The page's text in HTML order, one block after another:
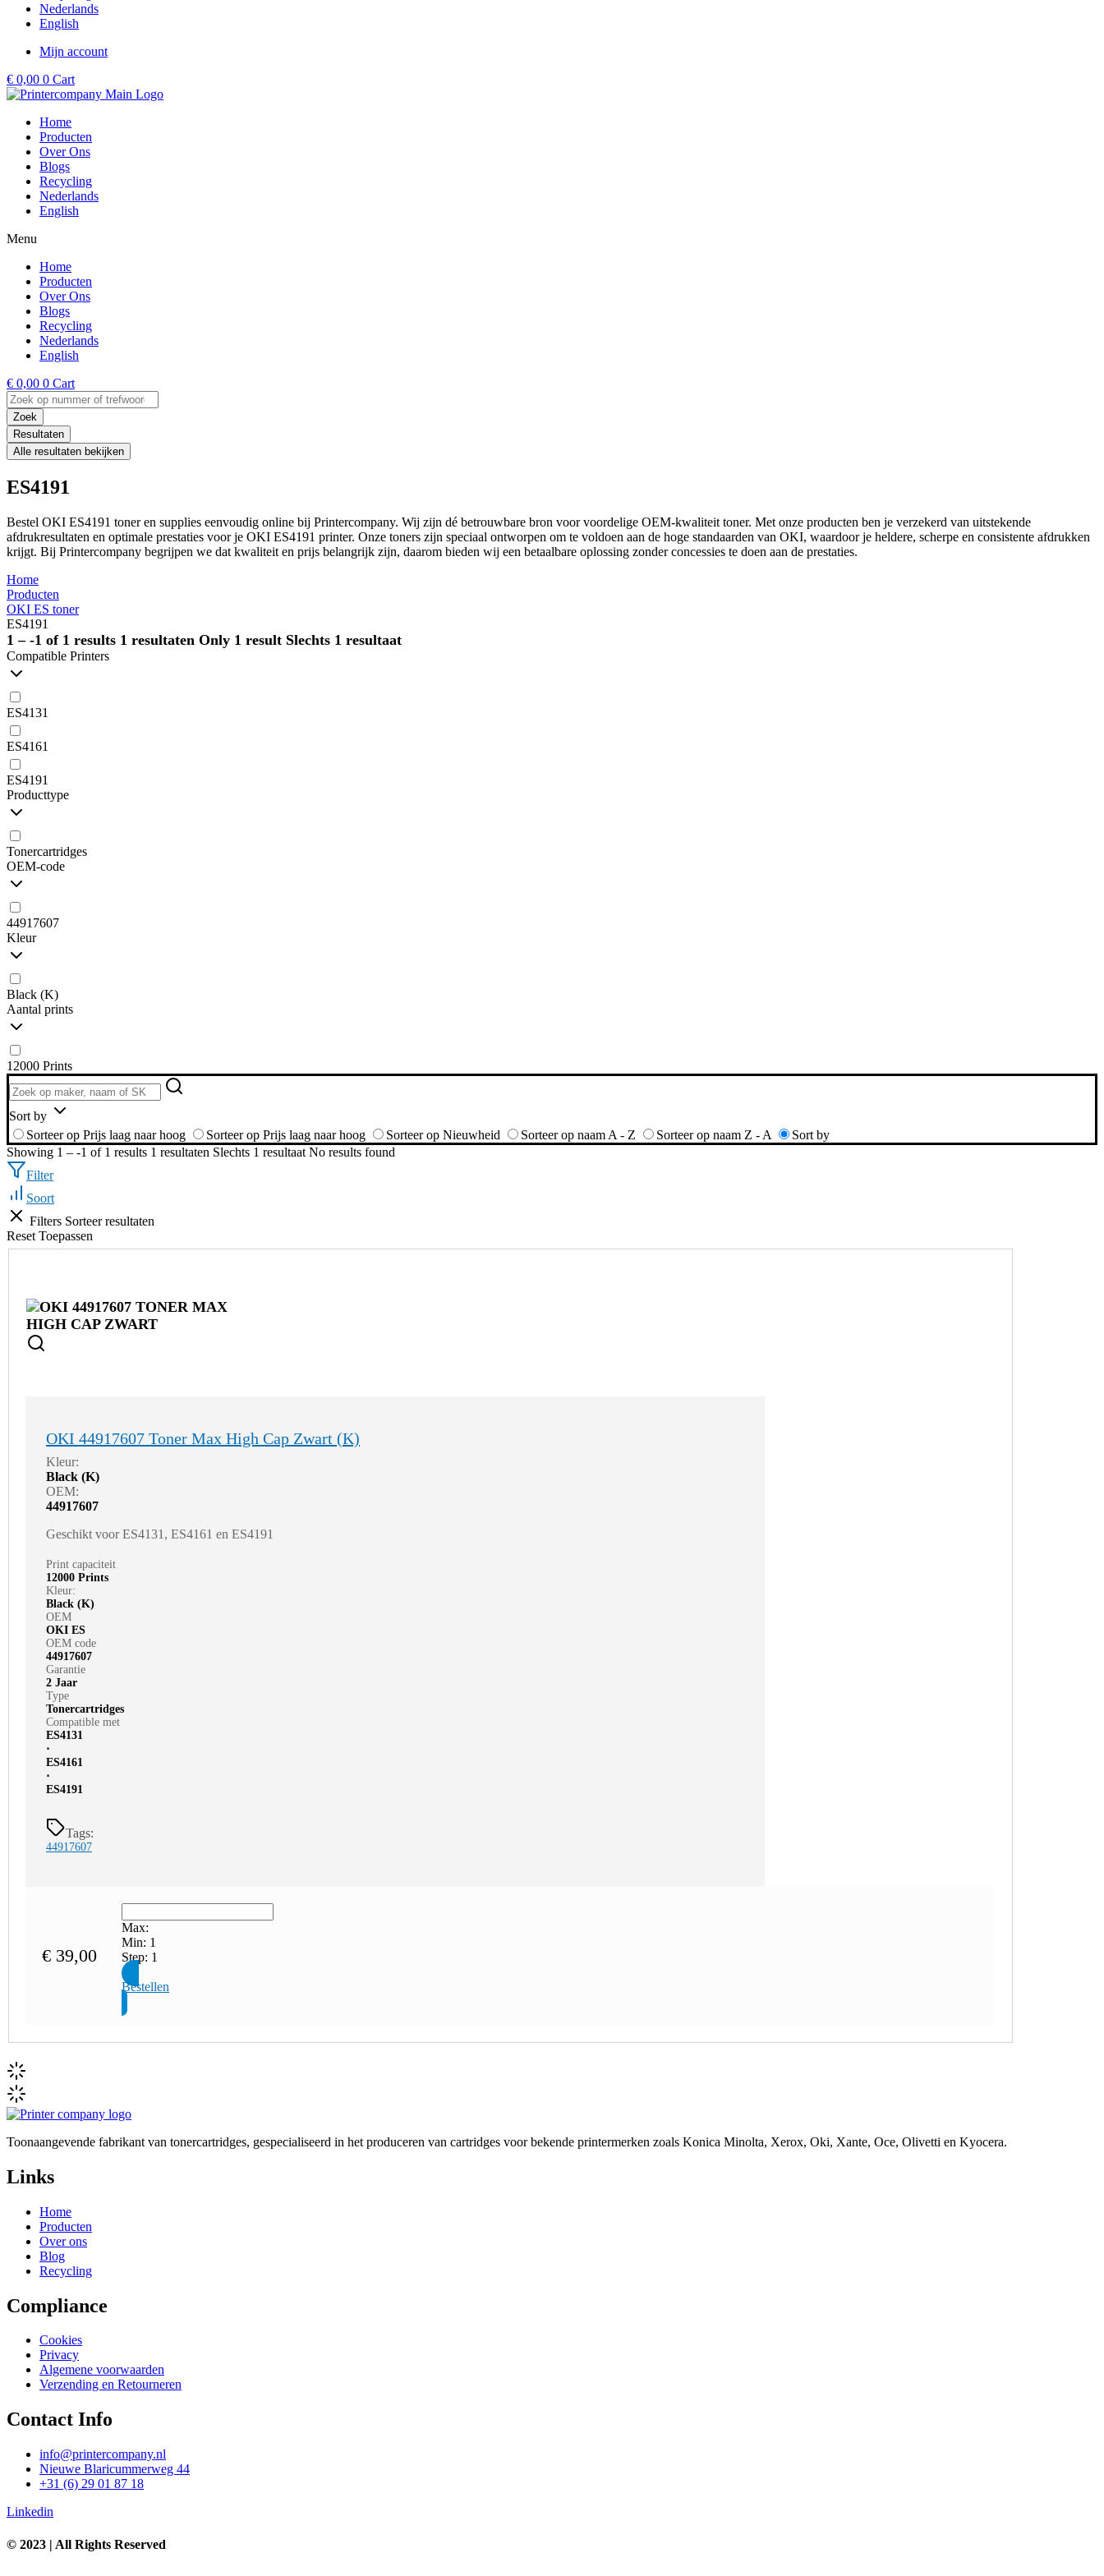
Nederlands
English
Mijn account
€ 0,00 0 Cart
Home
Producten
Over Ons
Blogs
Recycling
Nederlands
English
Menu
Home
Producten
Over Ons
Blogs
Recycling
Nederlands
English
€ 0,00 0 Cart
Search
...Zoek
Resultaten
Alle resultaten bekijken
ES4191
Bestel OKI ES4191 toner en supplies eenvoudig online bij Printercompany. Wij zijn dé betrouwbare bron voor voordelige OEM-kwaliteit toner. Met onze producten ben je verzekerd van uitstekende
afdrukresultaten en optimale prestaties voor je OKI ES4191 printer. Onze toners zijn speciaal ontworpen om te voldoen aan de hoge standaarden van OKI, waardoor je heldere, scherpe en consistente afdrukken
krijgt. Bij Printercompany begrijpen we dat kwaliteit en prijs belangrijk zijn, daarom bieden wij een betaalbare oplossing zonder concessies te doen aan de prestaties.
Home
Producten
OKI ES toner
ES4191
1 – -1 of 1 results 1 resultaten Only 1 result Slechts 1 resultaat
Compatible Printers
ES4131
ES4161
ES4191
Producttype
Tonercartridges
OEM-code
44917607
Kleur
Black (K)
Aantal prints
12000 Prints
Sort by
Sorteer op Prijs laag naar hoog
Sorteer op Prijs laag naar hoog Sorteer op Nieuwheid Sorteer op naam A - Z Sorteer op naam Z - A
Sort by
Showing 1 – -1 of 1 results 1 resultaten Slechts 1 resultaat No results found
Filter
Soort
Filters Sorteer resultaten
Reset Toepassen
OKI 44917607 Toner Max High Cap Zwart (K)
Kleur:
Black (K)
OEM:
44917607
Geschikt voor ES4131, ES4161 en ES4191
Print capaciteit
12000 Prints
Kleur:
Black (K)
OEM
OKI ES
OEM code
44917607
Garantie
2 Jaar
Type
Tonercartridges
Compatible met
ES4131
⋅
ES4161
⋅
ES4191
Tags:
44917607
€ 39,00
Max:
Min: 1
Step: 1
Bestellen
Toonaangevende fabrikant van tonercartridges, gespecialiseerd in het produceren van cartridges voor bekende printermerken zoals Konica Minolta, Xerox, Oki, Xante, Oce, Olivetti en Kyocera.
Links
Home
Producten
Over ons
Blog
Recycling
Compliance
Cookies
Privacy
Algemene voorwaarden
Verzending en Retourneren
Contact Info
info@printercompany.nl
Nieuwe Blaricummerweg 44
+31 (6) 29 01 87 18
Linkedin
© 2023 | All Rights Reserved